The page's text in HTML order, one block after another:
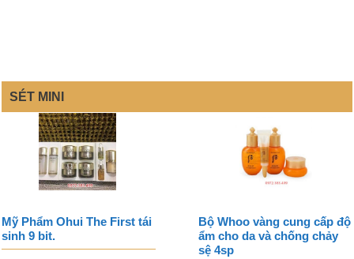
SÉT MINI
Mỹ Phẩm Ohui The First tái
sinh 9 bit.
Bộ Whoo vàng cung cấp độ
ẩm cho da và chống chảy
sệ 4sp